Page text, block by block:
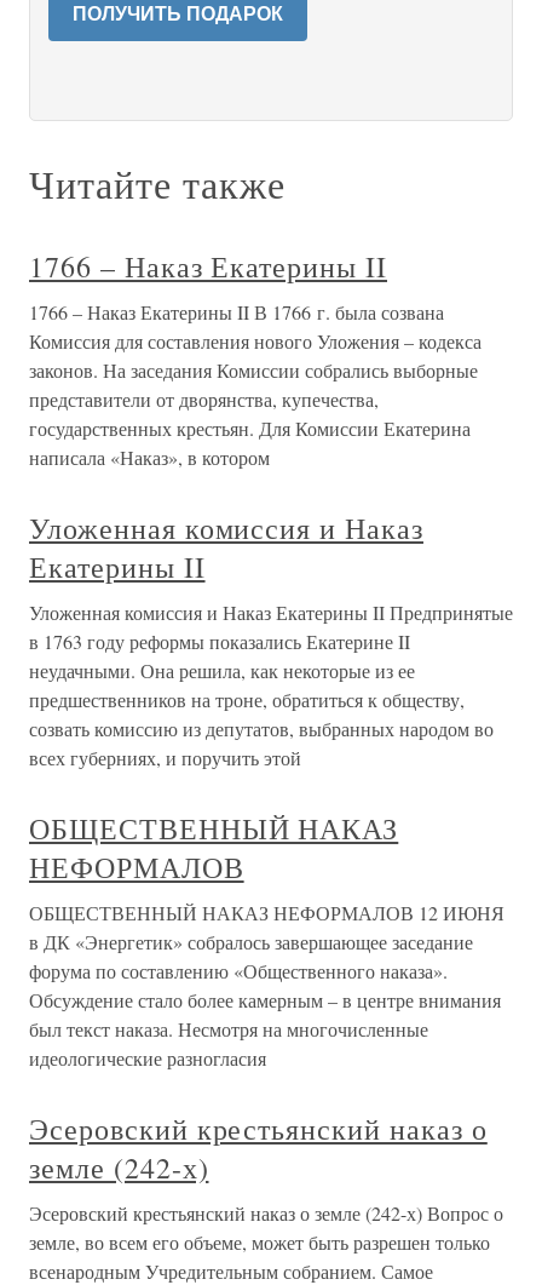
ПОЛУЧИТЬ ПОДАРОК
Читайте также
1766 – Наказ Екатерины II
1766 – Наказ Екатерины II В 1766 г. была созвана
Комиссия для составления нового Уложения – кодекса
законов. На заседания Комиссии собрались выборные
представители от дворянства, купечества,
государственных крестьян. Для Комиссии Екатерина
написала «Наказ», в котором
Уложенная комиссия и Наказ
Екатерины II
Уложенная комиссия и Наказ Екатерины II Предпринятые
в 1763 году реформы показались Екатерине II
неудачными. Она решила, как некоторые из ее
предшественников на троне, обратиться к обществу,
созвать комиссию из депутатов, выбранных народом во
всех губерниях, и поручить этой
ОБЩЕСТВЕННЫЙ НАКАЗ
НЕФОРМАЛОВ
ОБЩЕСТВЕННЫЙ НАКАЗ НЕФОРМАЛОВ 12 ИЮНЯ
в ДК «Энергетик» собралось завершающее заседание
форума по составлению «Общественного наказа».
Обсуждение стало более камерным – в центре внимания
был текст наказа. Несмотря на многочисленные
идеологические разногласия
Эсеровский крестьянский наказ о
земле (242-х)
Эсеровский крестьянский наказ о земле (242-х) Вопрос о
земле, во всем его объеме, может быть разрешен только
всенародным Учредительным собранием. Самое